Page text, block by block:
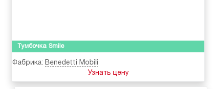
Тумбочка Smile
Фабрика: Benedetti Mobili
Узнать цену